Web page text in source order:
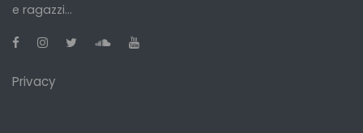
e ragazzi...
Privacy